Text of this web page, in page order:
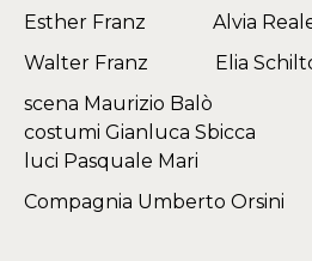
Esther Franz Alvia
Walter Franz Elia
scena Maurizio Balò
costumi Gianluca Sbicca
luci Pasquale Mari
Compagnia Umberto Orsini